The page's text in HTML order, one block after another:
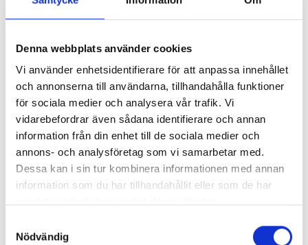
Denna webbplats använder cookies
Vi använder enhetsidentifierare för att anpassa innehållet
och annonserna till användarna, tillhandahålla funktioner
för sociala medier och analysera vår trafik. Vi
vidarebefordrar även sådana identifierare och annan
information från din enhet till de sociala medier och
annons- och analysföretag som vi samarbetar med.
Dessa kan i sin tur kombinera informationen med annan
information som du har tillhandahållit eller som de har
Nödvändig
Lönerna – redaktion för redaktion